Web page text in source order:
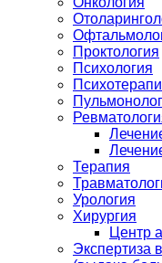
Проктология
Психология
Терапия
Урология
Хирургия
Центр
Экспертиза